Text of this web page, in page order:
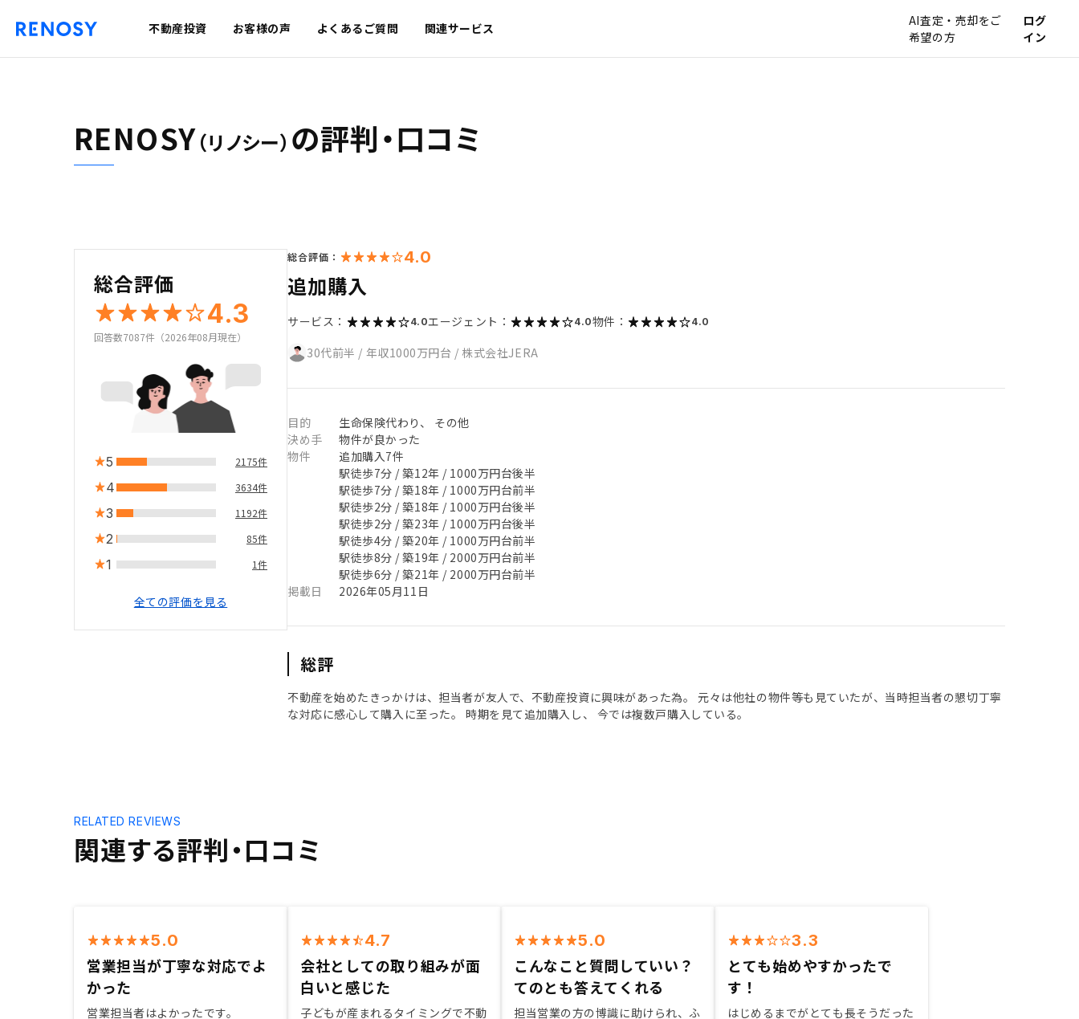
不動産投資 お客様の声 よくあるご質問 関連サービス
AI査定・売却をご
希望の方
ログ
イン
RENOSY（リノシー） の評判・口コミ
総合評価
4.3
回答数7087件（2026年08月現在）
5 2175件
4 3634件
3 1192件
2 85件
1 1件
全ての評価を見る
総合評価： 4.0
追加購入
サービス： 4.0エージェント： 4.0物件： 4.0
30代前半 / 年収1000万円台 / 株式会社JERA
目的
生命保険代わり、 その他
決め手
物件が良かった
物件
追加購入7件
駅徒歩7分 / 築12年 / 1000万円台後半
駅徒歩7分 / 築18年 / 1000万円台前半
駅徒歩2分 / 築18年 / 1000万円台後半
駅徒歩2分 / 築23年 / 1000万円台後半
駅徒歩4分 / 築20年 / 1000万円台前半
駅徒歩8分 / 築19年 / 2000万円台前半
駅徒歩6分 / 築21年 / 2000万円台前半
掲載日
2026年05月11日
総評
不動産を始めたきっかけは、担当者が友人で、不動産投資に興味があった為。 元々は他社の物件等も見ていたが、当時担当者の懇切丁寧
な対応に感心して購入に至った。 時期を見て追加購入し、 今では複数戸購入している。
関連する評判・口コミ
RELATED REVIEWS
5.0
営業担当が丁寧な対応でよ
かった
営業担当者はよかったです。
4.7
会社としての取り組みが面
白いと感じた
子どもが産まれるタイミングで不動
5.0
こんなこと質問していい？
てのとも答えてくれる
担当営業の方の博識に助けられ、ふ
3.3
とても始めやすかったで
す！
はじめるまでがとても長そうだった